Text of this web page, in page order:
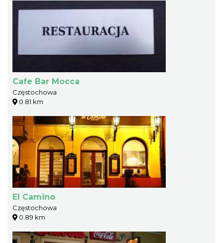
Cafe Bar Mocca
Częstochowa
0.81 km
El Camino
Częstochowa
0.89 km